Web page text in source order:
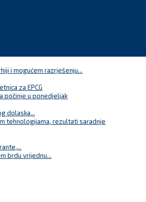
i mogućem razrješenju...
za EPCG
počinje u ponedjeljak
dolaska...
tehnologijama, rezultati saradnje
brdu vrijednu...